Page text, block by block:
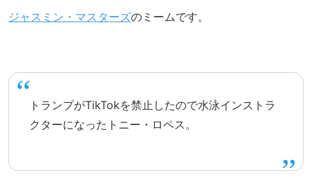
ジャスミン・マスターズのミームです。
トランプがTikTokを禁止したので水泳インストラ
クターになったトニー・ロペス。